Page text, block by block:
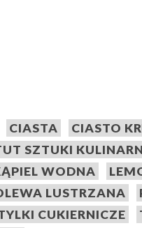
CIASTA CIASTO
SZTUKI
WODNA
LUSTRZANA
CUKIERNICZE